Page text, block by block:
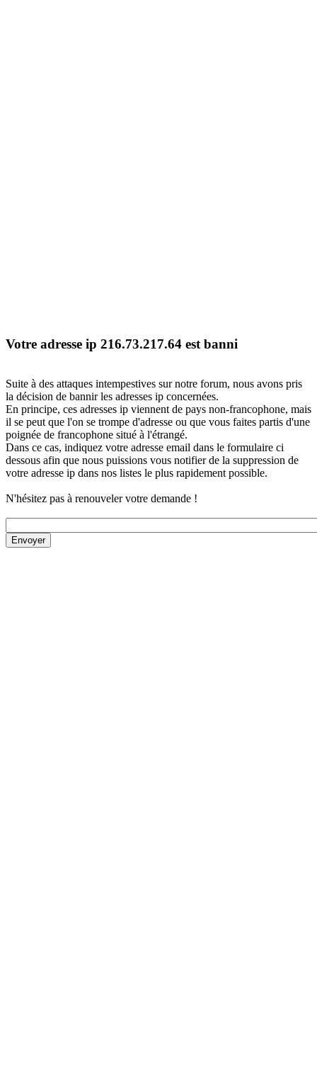
Votre adresse ip 216.73.217.64 est banni
Suite à des attaques intempestives sur notre forum, nous avons pris
la décision de bannir les adresses ip concernées.
En principe, ces adresses ip viennent de pays non-francophone, mais
il se peut que l'on se trompe d'adresse ou que vous faites partis d'une
poignée de francophone situé à l'étrangé.
Dans ce cas, indiquez votre adresse email dans le formulaire ci
dessous afin que nous puissions vous notifier de la suppression de
votre adresse ip dans nos listes le plus rapidement possible.
N'hésitez pas à renouveler votre demande !